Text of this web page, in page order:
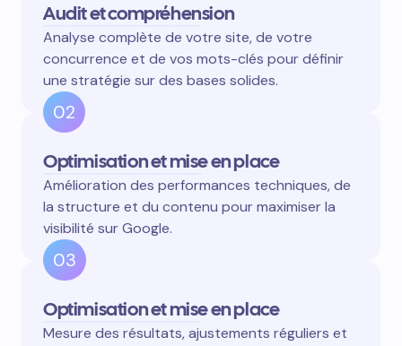
Audit et compréhension
Analyse complète de votre site, de votre
concurrence et de vos mots-clés pour définir
une stratégie sur des bases solides.
02
Optimisation et mise en place
Amélioration des performances techniques, de
la structure et du contenu pour maximiser la
visibilité sur Google.
03
Optimisation et mise en place
Mesure des résultats, ajustements réguliers et